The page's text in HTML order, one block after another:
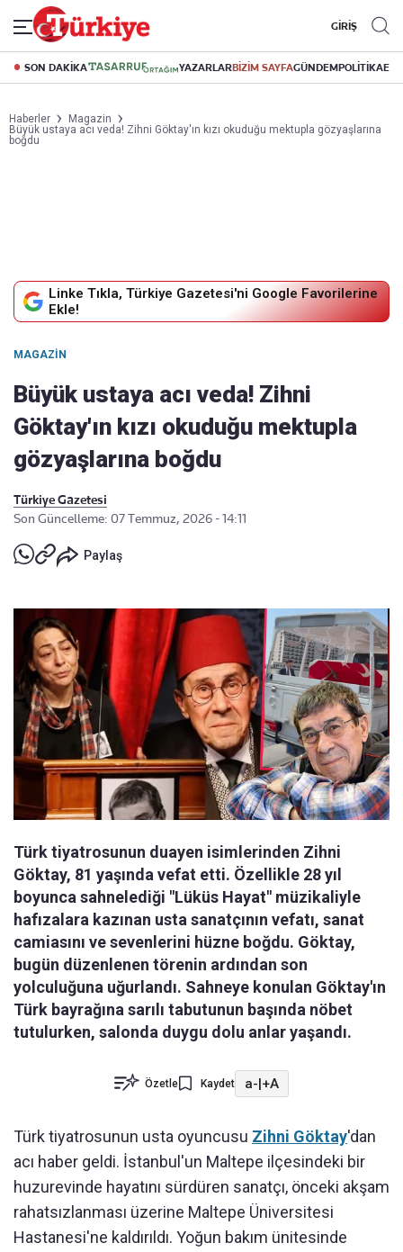
GİRİŞ
SON DAKİKA YAZARLARBİZİM SAYFAGÜNDEMPOLİTİKA
Haberler
Magazin
Büyük ustaya acı veda! Zihni Göktay'ın kızı okuduğu mektupla gözyaşlarına
boğdu
Linke Tıkla, Türkiye Gazetesi'ni Google Favorilerine
Ekle!
MAGAZIN
Büyük ustaya acı veda! Zihni
Göktay'ın kızı okuduğu mektupla
gözyaşlarına boğdu
Türkiye Gazetesi
Son Güncelleme: 07 Temmuz, 2026 - 14:11
Paylaş
Türk tiyatrosunun duayen isimlerinden Zihni
Göktay, 81 yaşında vefat etti. Özellikle 28 yıl
boyunca sahnelediği "Lüküs Hayat" müzikaliyle
hafızalara kazınan usta sanatçının vefatı, sanat
camiasını ve sevenlerini hüzne boğdu. Göktay,
bugün düzenlenen törenin ardından son
yolculuğuna uğurlandı. Sahneye konulan Göktay'ın
Türk bayrağına sarılı tabutunun başında nöbet
tutulurken, salonda duygu dolu anlar yaşandı.
Özetle Kaydet a-|+A
Türk tiyatrosunun usta oyuncusu Zihni Göktay'dan
acı haber geldi. İstanbul'un Maltepe ilçesindeki bir
huzurevinde hayatını sürdüren sanatçı, önceki akşam
rahatsızlanması üzerine Maltepe Üniversitesi
Hastanesi'ne kaldırıldı. Yoğun bakım ünitesinde